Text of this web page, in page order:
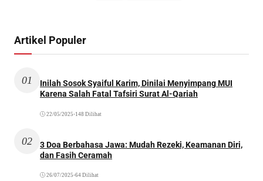
Artikel Populer
01
Inilah Sosok Syaiful Karim, Dinilai Menyimpang MUI
Karena Salah Fatal Tafsiri Surat Al-Qariah
22/05/2025 •148 Dilihat
02
3 Doa Berbahasa Jawa: Mudah Rezeki, Keamanan Diri,
dan Fasih Ceramah
26/07/2025 •64 Dilihat